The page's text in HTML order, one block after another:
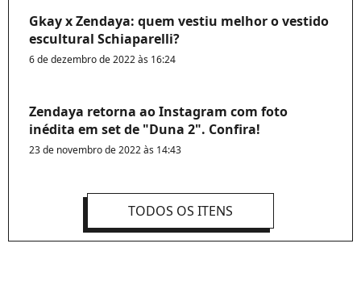
Gkay x Zendaya: quem vestiu melhor o vestido
escultural Schiaparelli?
6 de dezembro de 2022 às 16:24
Zendaya retorna ao Instagram com foto
inédita em set de "Duna 2". Confira!
23 de novembro de 2022 às 14:43
TODOS OS ITENS